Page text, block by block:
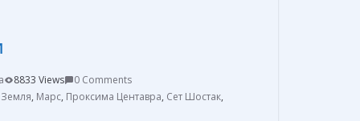
8833 Views
0 Comments
Земля, Марс, Проксима Центавра, Сет Шостак,